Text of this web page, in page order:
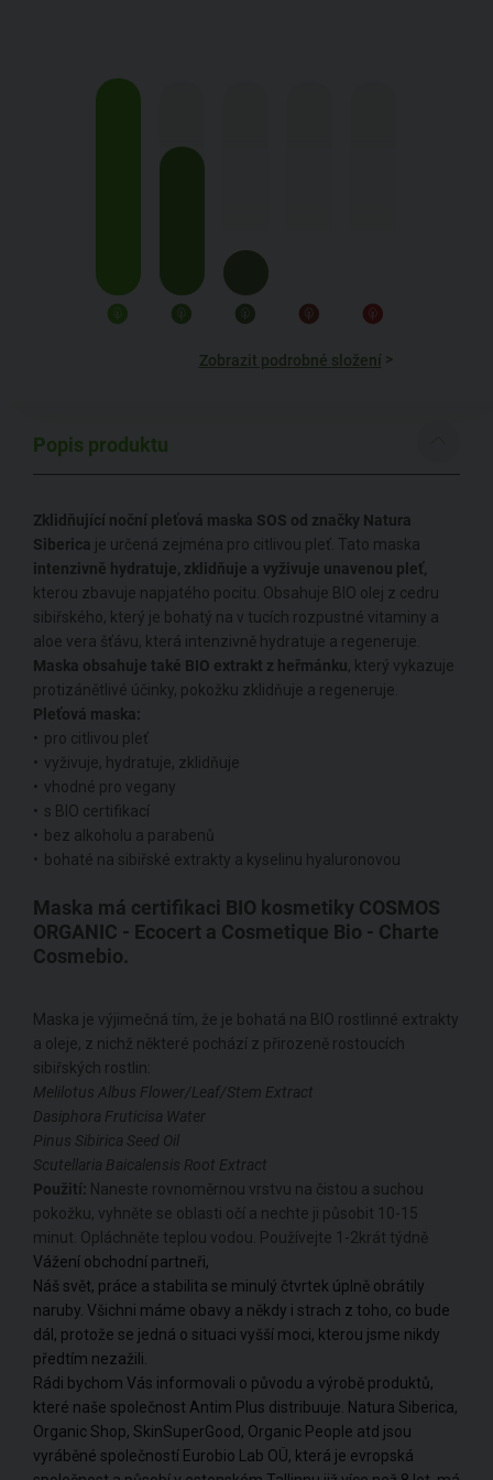
Zobrazit podrobné složení >
Popis produktu
Zklidňující noční pleťová maska SOS od značky Natura
Siberica je určená zejména pro citlivou pleť. Tato maska
intenzivně hydratuje, zklidňuje a vyživuje unavenou pleť,
kterou zbavuje napjatého pocitu. Obsahuje BIO olej z cedru
sibiřského, který je bohatý na v tucích rozpustné vitaminy a
aloe vera šťávu, která intenzivně hydratuje a regeneruje.
Maska obsahuje také BIO extrakt z heřmánku, který vykazuje
protizánětlivé účinky, pokožku zklidňuje a regeneruje.
Pleťová maska:
pro citlivou pleť
vyživuje, hydratuje, zklidňuje
vhodné pro vegany
s BIO certifikací
bez alkoholu a parabenů
bohaté na sibiřské extrakty a kyselinu hyaluronovou
Maska má certifikaci BIO kosmetiky COSMOS
ORGANIC - Ecocert a Cosmetique Bio - Charte
Cosmebio.
Maska je výjimečná tím, že je bohatá na BIO rostlinné extrakty
a oleje, z nichž některé pochází z přirozeně rostoucích
sibiřských rostlin:
Melilotus Albus Flower/Leaf/Stem Extract
Dasiphora Fruticisa Water
Pinus Sibirica Seed Oil
Scutellaria Baicalensis Root Extract
Použití: Naneste rovnoměrnou vrstvu na čistou a suchou
pokožku, vyhněte se oblasti očí a nechte ji působit 10-15
minut. Opláchněte teplou vodou. Používejte 1-2krát týdně
Vážení obchodní partneři,
Náš svět, práce a stabilita se minulý čtvrtek úplně obrátily
naruby. Všichni máme obavy a někdy i strach z toho, co bude
dál, protože se jedná o situaci vyšší moci, kterou jsme nikdy
předtím nezažili.
Rádi bychom Vás informovali o původu a výrobě produktů,
které naše společnost Antim Plus distribuuje. Natura Siberica,
Organic Shop, SkinSuperGood, Organic People atd jsou
vyráběné společností Eurobio Lab OÜ, která je evropská